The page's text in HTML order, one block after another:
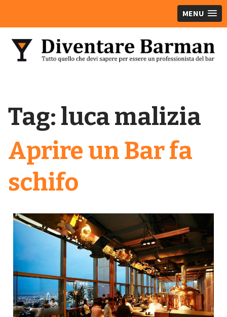
MENU
Tag: luca malizia
Aprire un Bar fa
schifo